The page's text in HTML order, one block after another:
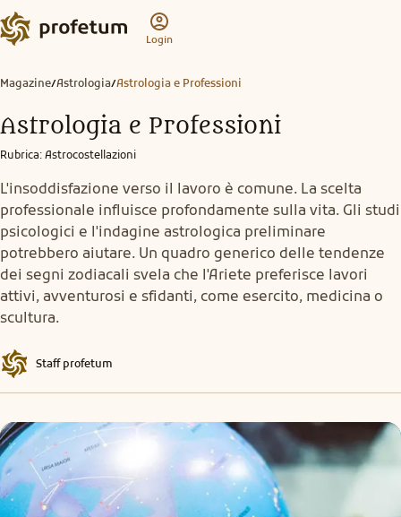
Login
Magazine/Astrologia/Astrologia e Professioni
Astrologia e Professioni
Rubrica: Astrocostellazioni
L'insoddisfazione verso il lavoro è comune. La scelta
professionale influisce profondamente sulla vita. Gli studi
psicologici e l'indagine astrologica preliminare
potrebbero aiutare. Un quadro generico delle tendenze
dei segni zodiacali svela che l'Ariete preferisce lavori
attivi, avventurosi e sfidanti, come esercito, medicina o
scultura.
Staff profetum